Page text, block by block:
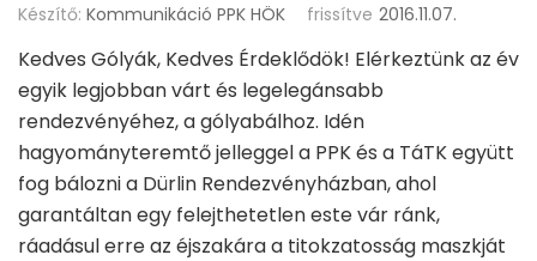
Készítő: Kommunikáció PPK HÖK frissítve 2016.11.07.
Kedves Gólyák, Kedves Érdeklődök! Elérkeztünk az év
egyik legjobban várt és legelegánsabb
rendezvényéhez, a gólyabálhoz. Idén
hagyományteremtő jelleggel a PPK és a TáTK együtt
fog bálozni a Dürlin Rendezvényházban, ahol
garantáltan egy felejthetetlen este vár ránk,
ráadásul erre az éjszakára a titokzatosság maszkját